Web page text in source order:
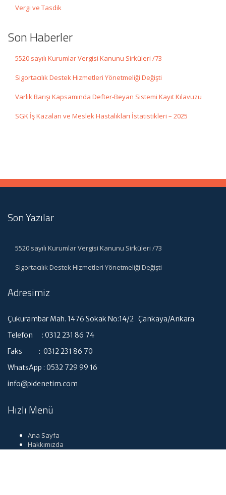
Vergi ve Tasdik
Son Haberler
5520 sayılı Kurumlar Vergisi Kanunu Sirküleri /73
Sigortacılık Destek Hizmetleri Yönetmeliği Değişti
Varlık Barışı Kapsamında Defter-Beyan Sistemi Kayıt Kılavuzu
SGK İş Kazaları ve Meslek Hastalıkları İstatistikleri – 2025
Son Yazılar
5520 sayılı Kurumlar Vergisi Kanunu Sirküleri /73
Sigortacılık Destek Hizmetleri Yönetmeliği Değişti
Adresimiz
Çukurambar Mah. 1476 Sokak No:14/2 Çankaya/Ankara
Telefon : 0312 231 86 74
Faks : 0312 231 86 70
WhatsApp : 0532 729 99 16
info@pidenetim.com
Hızlı Menü
Ana Sayfa
Hakkımızda